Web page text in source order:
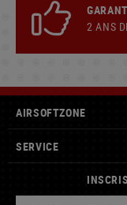
2 ANS
AIRSOFTZONE
SERVICE